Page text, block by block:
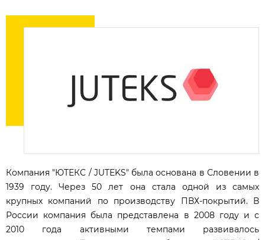
Компания "ЮТЕКС / JUTEKS" была основана в Словении в
1939 году. Через 50 лет она стала одной из самых
крупных компаний по производству ПВХ-покрытий. В
России компания была представлена в 2008 году и с
2010 года активными темпами развивалось